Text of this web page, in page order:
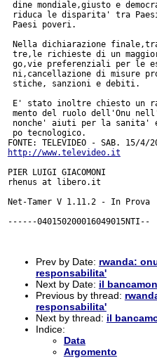
dine mondiale,giusto e
riduca le disparita' tra
Paesi
Nella dichiarazione
tre,le richieste di un
go,vie preferenziali per le
ni,cancellazione di misure
stiche, sanzioni e
E' stato inoltre chiesto un
mento del ruolo dell'Onu
nonche' aiuti per la sanita'
po
http://www.televideo.it
PIER LUIGI GIACOMONI
rhenus at libero.it
Net-Tamer V 1.11.2 - In Prova
------040150200016049015NTI--
Prev by Date: rwanda:
responsabilita'
Next by Date: il
Previous by thread:
responsabilita'
Next by thread: il
Indice:
Data
Argomento